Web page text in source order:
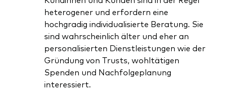
heterogener und erfordern eine
hochgradig individualisierte Beratung. Sie
sind wahrscheinlich älter und eher an
personalisierten Dienstleistungen wie der
Gründung von Trusts, wohltätigen
Spenden und Nachfolgeplanung
interessiert.